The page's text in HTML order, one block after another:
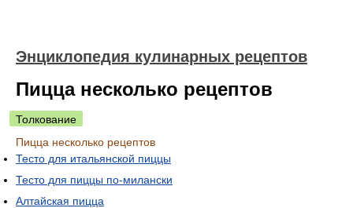
Энциклопедия кулинарных рецептов
Пицца несколько рецептов
Толкование
Пицца несколько рецептов
Тесто для итальянской пиццы
Тесто для пиццы по-милански
Алтайская пицца